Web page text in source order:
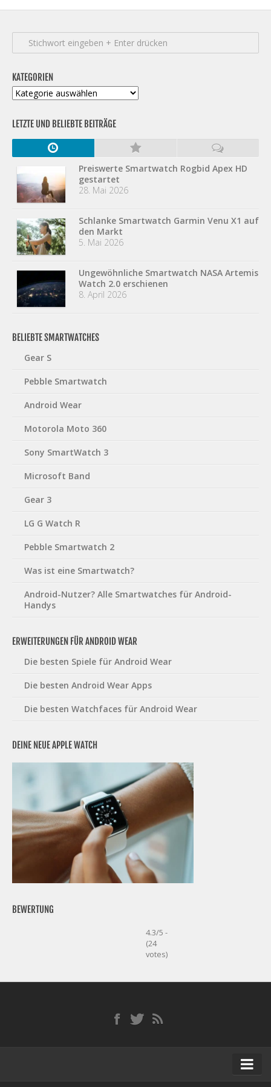
KATEGORIEN
Kategorien
LETZTE UND BELIEBTE BEITRÄGE
Preiswerte Smartwatch Rogbid Apex HD
gestartet
28. Mai 2026
Schlanke Smartwatch Garmin Venu X1 auf
den Markt
5. Mai 2026
Ungewöhnliche Smartwatch NASA Artemis
Watch 2.0 erschienen
8. April 2026
BELIEBTE SMARTWATCHES
Gear S
Pebble Smartwatch
Android Wear
Motorola Moto 360
Sony SmartWatch 3
Microsoft Band
Gear 3
LG G Watch R
Pebble Smartwatch 2
Was ist eine Smartwatch?
Android-Nutzer? Alle Smartwatches für Android-
Handys
ERWEITERUNGEN FÜR ANDROID WEAR
Die besten Spiele für Android Wear
Die besten Android Wear Apps
Die besten Watchfaces für Android Wear
DEINE NEUE APPLE WATCH
BEWERTUNG
4.3/5 -
(24
votes)